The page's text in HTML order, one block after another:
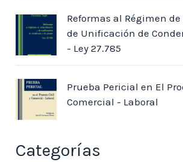
III.Obras de filosofía y generales
IV.Obras de deontología del
Índice onomástico
Reformas al Régimen
de Unificación de
- Ley 27.785
Prueba Pericial en El
Comercial - Laboral
Categorías